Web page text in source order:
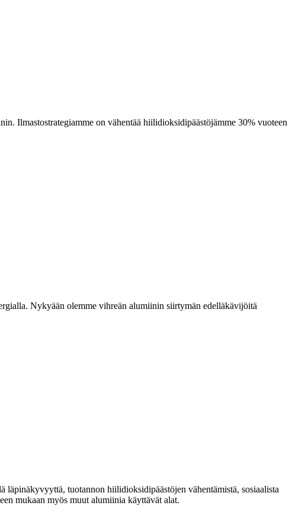
Ilmastostrategiamme on vähentää hiilidioksidipäästöjämme 30% vuoteen
Nykyään olemme vihreän alumiinin siirtymän edelläkävijöitä
tuotannon hiilidioksidipäästöjen vähentämistä, sosiaalista
mukaan myös muut alumiinia käyttävät alat.